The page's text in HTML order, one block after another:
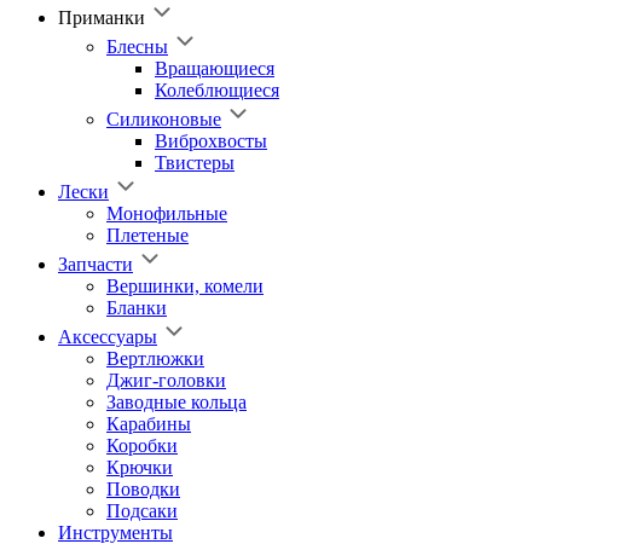
Приманки
Блесны
Вращающиеся
Колеблющиеся
Силиконовые
Виброхвосты
Твистеры
Лески
Монофильные
Плетеные
Запчасти
Вершинки, комели
Бланки
Аксессуары
Вертлюжки
Джиг-головки
Заводные кольца
Карабины
Коробки
Крючки
Поводки
Подсаки
Инструменты